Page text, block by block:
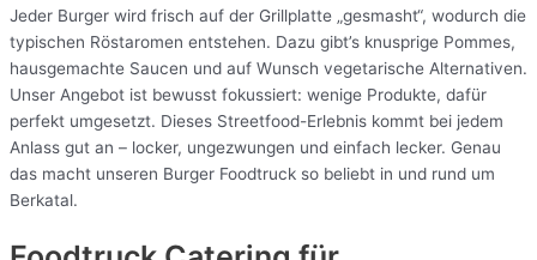
Jeder Burger wird frisch auf der Grillplatte „gesmasht“, wodurch die
typischen Röstaromen entstehen. Dazu gibt’s knusprige Pommes,
hausgemachte Saucen und auf Wunsch vegetarische Alternativen.
Unser Angebot ist bewusst fokussiert: wenige Produkte, dafür
perfekt umgesetzt. Dieses Streetfood-Erlebnis kommt bei jedem
Anlass gut an – locker, ungezwungen und einfach lecker. Genau
das macht unseren Burger Foodtruck so beliebt in und rund um
Berkatal.